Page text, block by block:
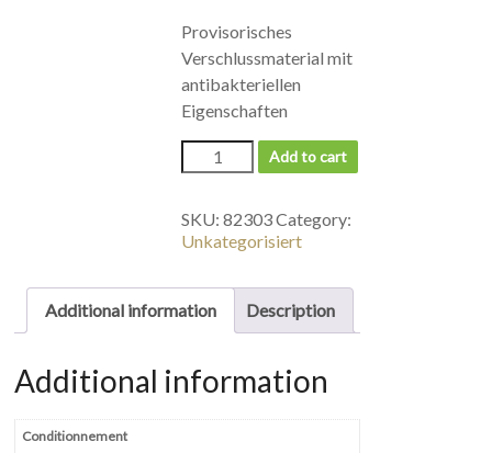
Provisorisches
Verschlussmaterial mit
antibakteriellen
Eigenschaften
Add to cart
SKU:82303Category:
Unkategorisiert
Additional information Description
Additional information
Conditionnement